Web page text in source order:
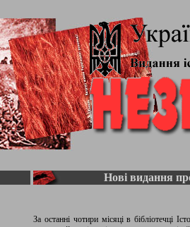
Нові видання
За останні чотири місяці в бібліотечці